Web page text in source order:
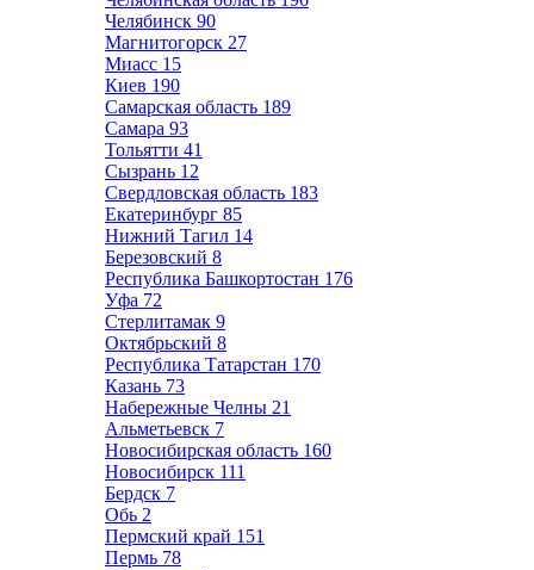
Челябинск 90
Магнитогорск 27
Миасс 15
Киев 190
Самарская область 189
Самара 93
Тольятти 41
Сызрань 12
Свердловская область 183
Екатеринбург 85
Нижний Тагил 14
Березовский 8
Республика Башкортостан 176
Уфа 72
Стерлитамак 9
Октябрьский 8
Республика Татарстан 170
Казань 73
Набережные Челны 21
Альметьевск 7
Новосибирская область 160
Новосибирск 111
Бердск 7
Обь 2
Пермский край 151
Пермь 78